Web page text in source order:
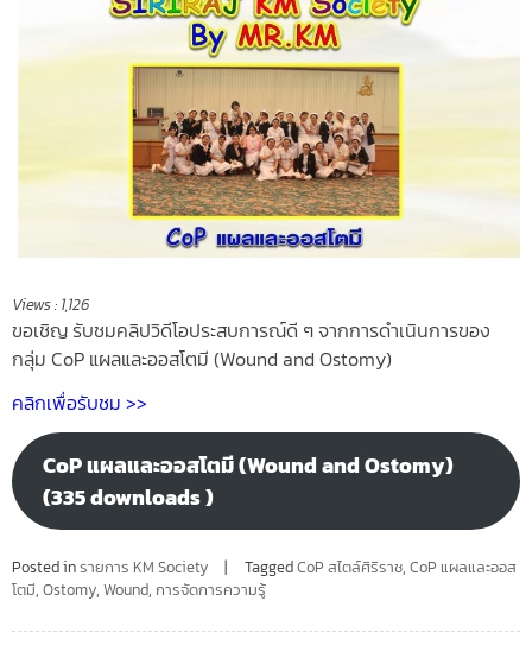
Views : 1,126
ขอเชิญ รับชมคลิปวิดีโอประสบการณ์ดี ๆ จากการดำเนินการของ
กลุ่ม CoP แผลและออสโตมี (Wound and Ostomy)
คลิกเพื่อรับชม >>
CoP แผลและออสโตมี (Wound and Ostomy)
(335 downloads )
Posted inรายการ KM Society TaggedCoP สไตล์ศิริราช, CoP แผลและออส
โตมี, Ostomy, Wound, การจัดการความรู้